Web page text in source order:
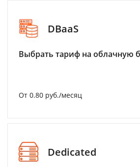
DBaaS
Выбрать тариф на облачную
От 0.80 руб./месяц
Dedicated